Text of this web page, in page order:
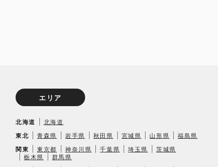
エリア
北海道 北海道
東北 青森県 岩手県 秋田県 宮城県 山形県 福島県
関東 東京都 神奈川県 千葉県 埼玉県
茨城県
栃木県
群馬県